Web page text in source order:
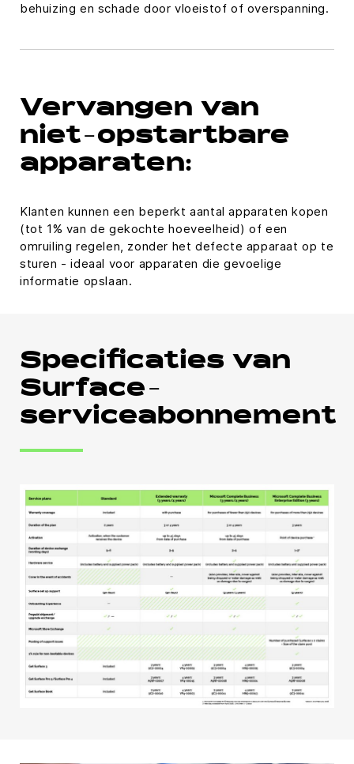
behuizing en schade door vloeistof of overspanning.
Vervangen van
niet-opstartbare
apparaten:
Klanten kunnen een beperkt aantal apparaten kopen
(tot 1% van de gekochte hoeveelheid) of een
omruiling regelen, zonder het defecte apparaat op te
sturen - ideaal voor apparaten die gevoelige
informatie opslaan.
Specificaties van
Surface-
serviceabonnement